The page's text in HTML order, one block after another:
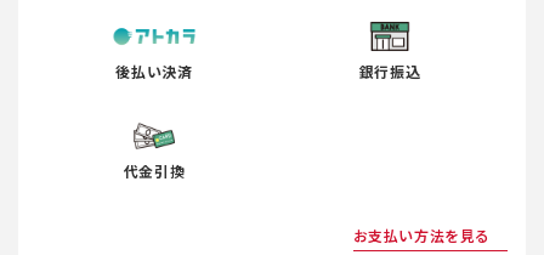
後払い決済 銀行振込
代金引換
お支払い方法を見る